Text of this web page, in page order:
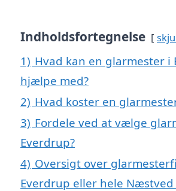
Indholdsfortegnelse
1) Hvad kan en glarmester i
hjælpe med?
2) Hvad koster en
3) Fordele ved at vælge
Everdrup?
4) Oversigt over
Everdrup eller hele